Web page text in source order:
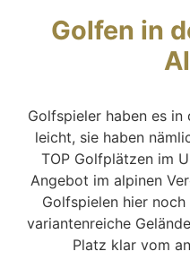
Golfen in
Golfspieler haben es
leicht, sie haben
TOP Golfplätzen im
Angebot im alpinen
Golfspielen hier
variantenreiche
Platz klar vom